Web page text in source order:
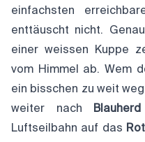
einfachsten
enttäuscht nicht.
einer weissen Kuppe
vom Himmel ab. Wem
ein bisschen zu weit
weiter nach
Blauherd
Luftseilbahn auf das